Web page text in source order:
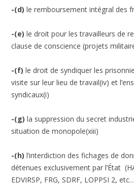
-(d) le remboursement intégral des
-(e) le droit pour les travailleurs de
clause de conscience (projets
-(f) le droit de syndiquer les
visite sur leur lieu de travail(iv) et
syndicaux(i)
-(g) la suppression du secret
situation de monopole(xiii)
-(h) l’interdiction des fichages de
détenues exclusivement par l’État
EDVIRSP, FRG, SDRF, LOPPSI 2,